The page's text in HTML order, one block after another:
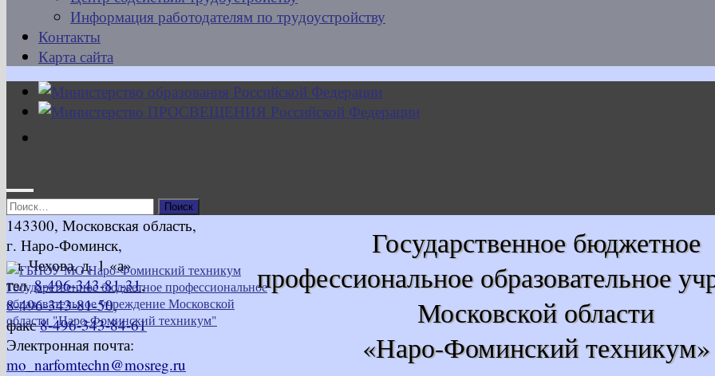
Информация работодателям по трудоустройству
Контакты
Карта сайта
Найти:
Государственное бюджетное
профессиональное образовательное
Московской области
«Наро-Фоминский техникум»
143300, Московская область,
г. Наро-Фоминск,
ул. Чехова, д. 1 «а»
тел.8-496-343-81-31,
8-496-343-81-50,
факс8-496-343-84-61
Электронная почта:
mo_narfomtechn@mosreg.ru